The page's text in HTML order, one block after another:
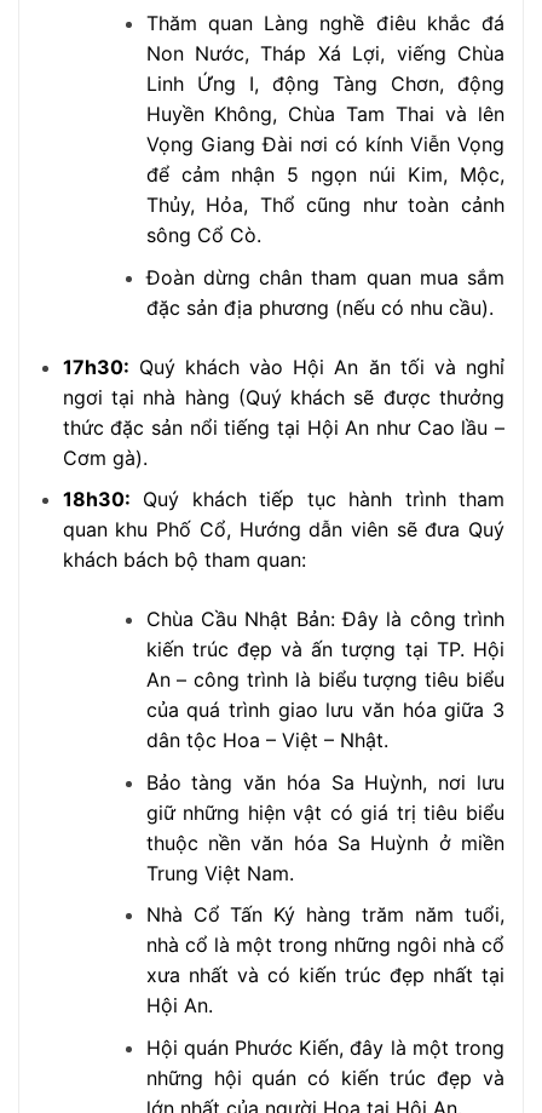
Thăm quan Làng nghề điêu khắc đá
Non Nước, Tháp Xá Lợi, viếng Chùa
Linh Ứng I, động Tàng Chơn, động
Huyền Không, Chùa Tam Thai và lên
Vọng Giang Đài nơi có kính Viễn Vọng
để cảm nhận 5 ngọn núi Kim, Mộc,
Thủy, Hỏa, Thổ cũng như toàn cảnh
sông Cổ Cò.
Đoàn dừng chân tham quan mua sắm
đặc sản địa phương (nếu có nhu cầu).
17h30: Quý khách vào Hội An ăn tối và nghỉ
ngơi tại nhà hàng (Quý khách sẽ được thưởng
thức đặc sản nổi tiếng tại Hội An như Cao lầu –
Cơm gà).
18h30: Quý khách tiếp tục hành trình tham
quan khu Phố Cổ, Hướng dẫn viên sẽ đưa Quý
khách bách bộ tham quan:
Chùa Cầu Nhật Bản: Đây là công trình
kiến trúc đẹp và ấn tượng tại TP. Hội
An – công trình là biểu tượng tiêu biểu
của quá trình giao lưu văn hóa giữa 3
dân tộc Hoa – Việt – Nhật.
Bảo tàng văn hóa Sa Huỳnh, nơi lưu
giữ những hiện vật có giá trị tiêu biểu
thuộc nền văn hóa Sa Huỳnh ở miền
Trung Việt Nam.
Nhà Cổ Tấn Ký hàng trăm năm tuổi,
nhà cổ là một trong những ngôi nhà cổ
xưa nhất và có kiến trúc đẹp nhất tại
Hội An.
Hội quán Phước Kiến, đây là một trong
những hội quán có kiến trúc đẹp và
lớn nhất của người Hoa tại Hội An.